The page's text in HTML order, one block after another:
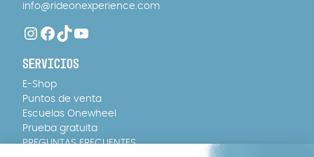
info@rideonexperience.com
Instagram Facebook TikTok
YouTube
SERVICIOS
E-Shop
Puntos de venta
Escuelas Onewheel
Prueba gratuita
PREGUNTAS FRECUENTES